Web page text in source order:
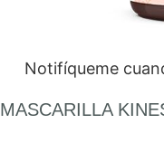
comienzo
Notifíqueme
MASCARILLA